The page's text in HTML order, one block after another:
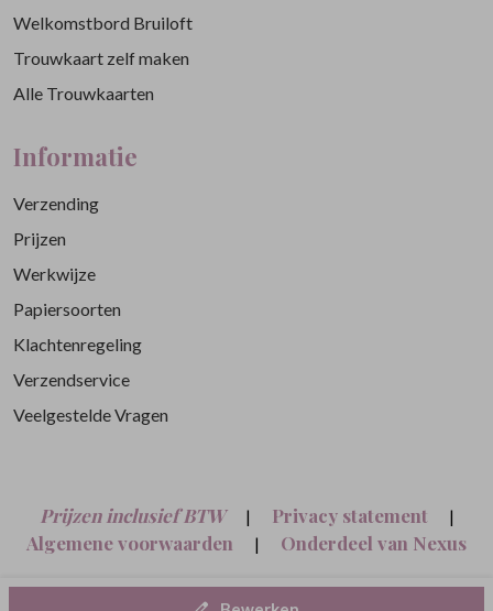
Welkomstbord Bruiloft
Trouwkaart zelf maken
Alle Trouwkaarten
Informatie
Verzending
Prijzen
Werkwijze
Papiersoorten
Klachtenregeling
Verzendservice
Veelgestelde Vragen
Prijzen inclusief BTW | Privacy statement |
Algemene voorwaarden |
Onderdeel van Nexus
Nine B.V.